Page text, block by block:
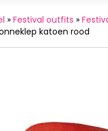
» Festival outfits »
katoen rood